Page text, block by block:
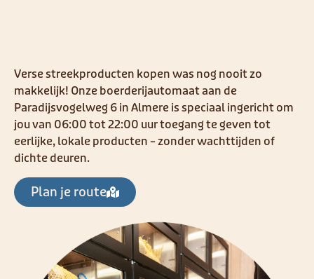
Verse streekproducten kopen was nog nooit zo
makkelijk! Onze boerderijautomaat aan de
Paradijsvogelweg 6 in Almere is speciaal ingericht om
jou van 06:00 tot 22:00 uur toegang te geven tot
eerlijke, lokale producten – zonder wachttijden of
dichte deuren.
Plan je route